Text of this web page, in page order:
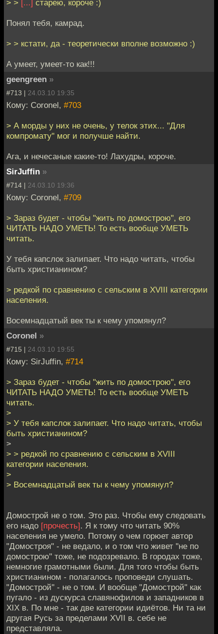
> > [...] старею, короче :)
Понял тебя, камрад.
> > кстати, да - теоретически вполне возможно :)
А умеет, умеет-то как!!!
geengreen »
#713 | 24.03.10 19:35
Кому: Coronel, #703
> А морды у них не очень, у телок этих... "Для
компромату" мог и получше найти.
Ага, и нечесаные какие-то! Лахудры, короче.
SirJuffin »
#714 | 24.03.10 19:36
Кому: Coronel, #709
> Зараз будет - чтобы "жить по домострою", его
ЧИТАТЬ НАДО УМЕТЬ! То есть вообще УМЕТЬ
читать.
У тебя капслок залипает. Что надо читать, чтобы
быть христианином?
> редкой по сравнению с сельским в XVIII категории
населения.
Восемнадцатый век ты к чему упомянул?
Coronel »
#715 | 24.03.10 19:55
Кому: SirJuffin, #714
> Зараз будет - чтобы "жить по домострою", его
ЧИТАТЬ НАДО УМЕТЬ! То есть вообще УМЕТЬ
читать.
>
> У тебя капслок залипает. Что надо читать, чтобы
быть христианином?
>
> > редкой по сравнению с сельским в XVIII
категории населения.
>
> Восемнадцатый век ты к чему упомянул?
Домострой не о том. Это раз. Чтобы ему следовать
его надо [прочесть]. Я к тому что читать 90%
населения не умело. Потому о чем горюет автор
"Домостроя" - не ведало, и о том что живет "не по
домострою" тоже, не подозревало. В городах тоже,
немногие грамотными были. Для того чтобы быть
христианином - полагалось проповеди слушать.
"Домострой" - не о том. И вообще "Домострой" как
пугало - из дускурса славянофилов и западников в
XIX в. По мне - так две категории идиётов. Ни та ни
другая Русь за пределами XVII в. себе не
представляла.